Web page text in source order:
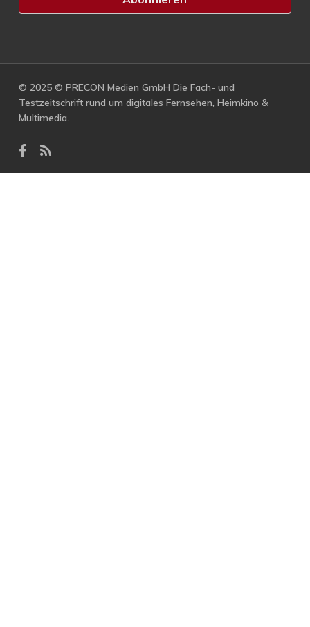
© 2025 © PRECON Medien GmbH Die Fach- und
Testzeitschrift rund um digitales Fernsehen, Heimkino &
Multimedia.
facebook
RSS